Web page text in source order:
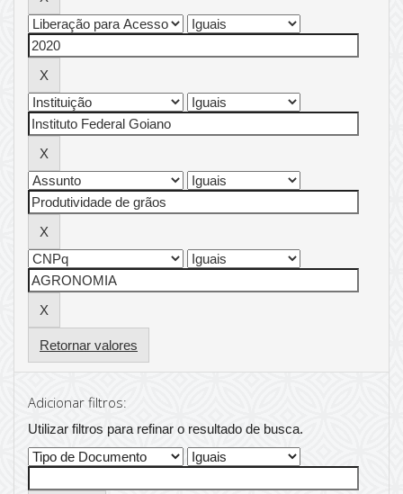
Retornar valores
Adicionar filtros:
Utilizar filtros para refinar o resultado de busca.